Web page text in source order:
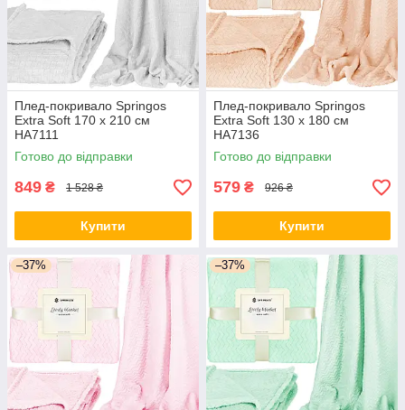
Плед-покривало Springos
Extra Soft 170 x 210 см
HA7111
Готово до відправки
849 ₴ 1 528 ₴
Купити
Плед-покривало Springos
Extra Soft 130 x 180 см
HA7136
Готово до відправки
579 ₴ 926 ₴
Купити
–37% –37%